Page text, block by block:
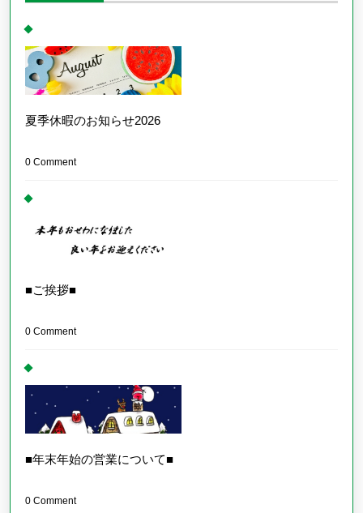
夏季休暇のお知らせ2026
0 Comment
■ご挨拶■
0 Comment
■年末年始の営業について■
0 Comment